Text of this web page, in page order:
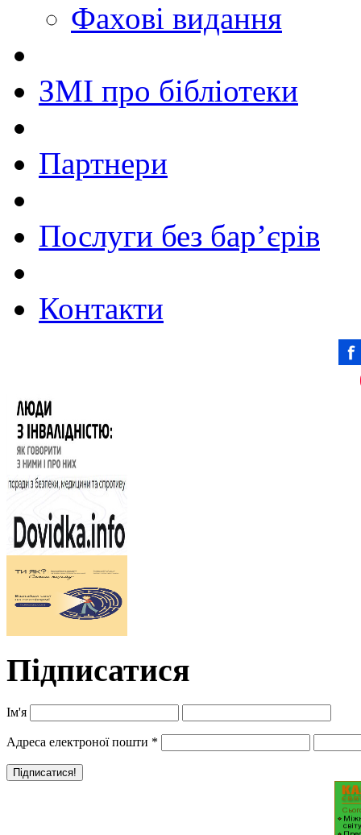
Фахові видання
ЗМІ про бібліотеки
Партнери
Послуги без бар’єрів
Контакти
Підписатися
Ім'я
Адреса електроної пошти *